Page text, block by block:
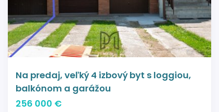
Na predaj, veľký 4 izbový byt s loggiou,
balkónom a garážou
256 000 €